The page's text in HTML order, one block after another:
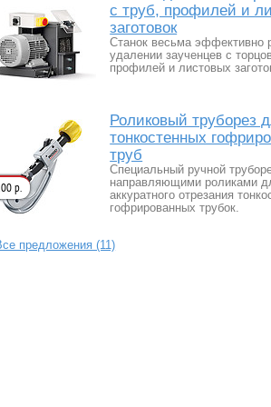
с труб, профилей и
заготовок
Станок весьма эффективно
удалении заученцев с
профилей и листовых
Роликовый труборез
тонкостенных
труб
Специальный ручной
направляющими роликами
аккуратного отрезания
гофрированных трубок.
р.
предложения (11)